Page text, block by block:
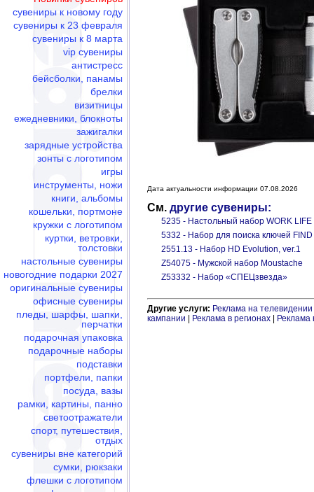
сувениры к новому году
сувениры к 23 февраля
сувениры к 8 марта
vip сувениры
антистресс
бейсболки, панамы
брелки
визитницы
ежедневники, блокноты
зажигалки
зарядные устройства
зонты с логотипом
игры
инструменты, ножи
книги, альбомы
кошельки, портмоне
кружки с логотипом
куртки, ветровки,
толстовки
настольные сувениры
новогодние подарки 2027
оригинальные сувениры
офисные сувениры
пледы, шарфы, шапки,
перчатки
подарочная упаковка
подарочные наборы
подставки
портфели, папки
посуда, вазы
рамки, картины, панно
светоотражатели
спорт, путешествия,
отдых
сувениры вне категорий
сумки, рюкзаки
флешки c логотипом
Дата актуальности информации 07.08.2026
См. другие сувениры:
5235 - Настольный набор WORK LIFE
5332 - Набор для поиска ключей FIND
2551.13 - Набор HD Evolution, ver.1
Z54075 - Мужской набор Moustache
Z53332 - Набор «СПЕЦзвезда»
Другие услуги: Реклама на телевидении
кампании
Реклама в регионах Реклама